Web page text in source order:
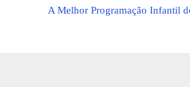
A Melhor Programação Infantil